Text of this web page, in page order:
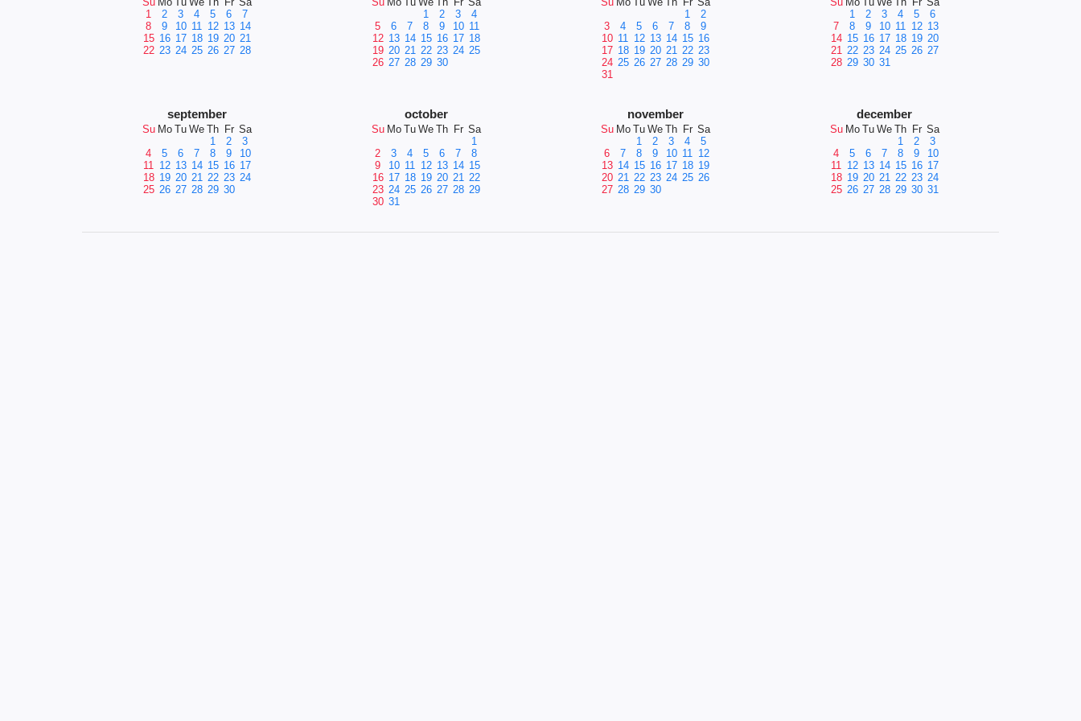
1
2 3 4 5 6
7
8
9 10 11 12 13 14
15 16 17 18 19 20 21
22 23 24 25 26 27 28
1
2 3
4
5
6 7 8 9 10 11
12 13 14 15 16 17 18
19 20 21 22 23 24 25
26 27 28 29 30
1
2
3
4 5 6 7 8
9
10 11 12 13 14 15 16
17 18 19 20 21 22 23
24 25 26 27 28 29 30
31
1
2 3 4 5
6
7
8 9 10 11 12 13
14 15 16 17 18 19 20
21 22 23 24 25 26 27
28 29 30 31
september
Su Mo Tu We Th Fr Sa
1
2
3
4
5 6 7 8 9
10
11 12 13 14 15 16 17
18 19 20 21 22 23 24
25 26 27 28 29 30
october
Su Mo Tu We Th Fr Sa
1
2
3 4 5 6 7
8
9
10 11 12 13 14 15
16 17 18 19 20 21 22
23 24 25 26 27 28 29
30 31
november
Su Mo Tu We Th Fr Sa
1
2 3 4
5
6
7 8 9 10 11 12
13 14 15 16 17 18 19
20 21 22 23 24 25 26
27 28 29 30
december
Su Mo Tu We Th Fr Sa
1
2
3
4
5 6 7 8 9
10
11 12 13 14 15 16 17
18 19 20 21 22 23 24
25 26 27 28 29 30 31